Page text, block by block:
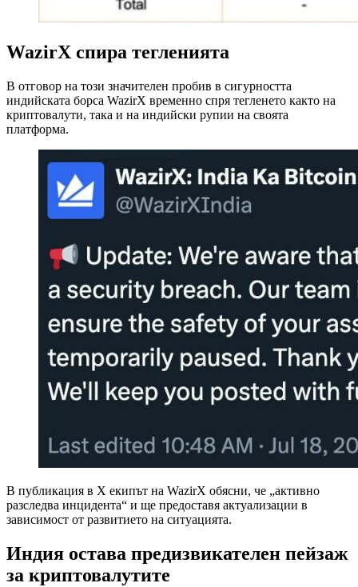
WazirX спира тегленията
В отговор на този значителен пробив в сигурността
индийската борса WazirX временно спря тегленето както на
криптовалути, така и на индийски рупии на своята
платформа.
В публикация в X екипът на WazirX обясни, че „активно
разследва инцидента“ и ще предоставя актуализации в
зависимост от развитието на ситуацията.
Индия остава предизвикателен пейзаж
за криптовалутите